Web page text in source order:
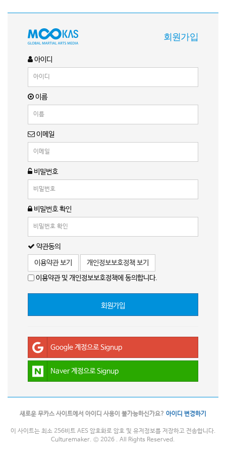
회원가입
아이디
이름
이메일
비밀번호
비밀번호 확인
약관동의
이용약관 보기
개인정보보호정책 보기
이용약관 및 개인정보보호정책에 동의합니다.
회원가입
Google 계정으로 Signup
Naver 계정으로 Signup
새로운 무카스 사이트에서 아이디 사용이 불가능하신가요? 아이디 변경하기
이 사이트는 최소 256비트 AES 암호화로 암호 및 유저정보를 저장하고 전송합니다.
Culturemaker. © 2026 . All Rights Reserved.